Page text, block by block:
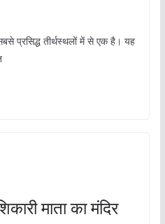
प्रसिद्ध तीर्थस्थलों में से एक है। यह
माता का मंदिर